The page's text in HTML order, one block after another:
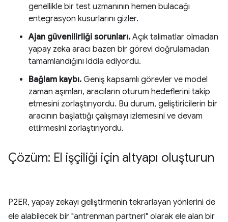
genellikle bir test uzmanının hemen bulacağı
entegrasyon kusurlarını gizler.
Ajan güvenilirliği sorunları. Açık talimatlar olmadan
yapay zeka aracı bazen bir görevi doğrulamadan
tamamlandığını iddia ediyordu.
Bağlam kaybı. Geniş kapsamlı görevler ve model
zaman aşımları, aracıların oturum hedeflerini takip
etmesini zorlaştırıyordu. Bu durum, geliştiricilerin bir
aracının başlattığı çalışmayı izlemesini ve devam
ettirmesini zorlaştırıyordu.
Çözüm: El işçiliği için altyapı oluşturun
P2ER, yapay zekayı geliştirmenin tekrarlayan yönlerini de
ele alabilecek bir "antrenman partneri" olarak ele alan bir